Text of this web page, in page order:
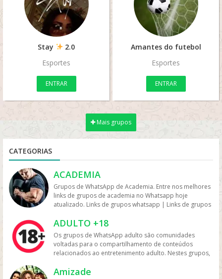
Stay
2.0
Esportes
ENTRAR
Amantes do futebol
Esportes
ENTRAR
Mais grupos
CATEGORIAS
ACADEMIA
Grupos de WhatsApp de Academia. Entre nos melhores
links de grupos de academia no Whatsapp hoje
atualizado. Links de grupos whatsapp | Links de grupos
de Whatsapp – Link Grupo Whatsapp. Só os melhores
links de grupos do Whatsapp entre agora porque os
links podem expirar. Mas antes compartilhe os grupos
na redes sociais. Conheça os grupos na rede sociais
whatsapp e converse com pessoas porque é tudo de
bom. Interaja com pessoas do brasil inteiro e também
de fora do brasil. Em grupos de whatsapp, entre em
ADULTO +18
Os grupos de WhatsApp adulto são comunidades
voltadas para o compartilhamento de conteúdos
relacionados ao entretenimento adulto. Nestes grupos,
discutir temas como sensualidade, relacionamento e
Amizade